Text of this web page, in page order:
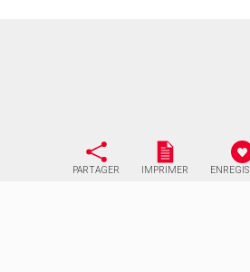
PARTAGER IMPRIMER